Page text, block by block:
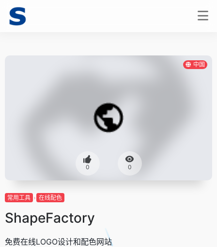
中国
0 0
常用工具 在线配色
ShapeFactory
免费在线LOGO设计和配色网站